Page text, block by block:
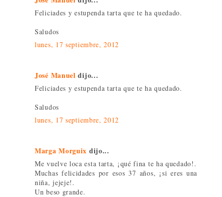
Feliciades y estupenda tarta que te ha quedado.
Saludos
lunes, 17 septiembre, 2012
José Manuel dijo...
Feliciades y estupenda tarta que te ha quedado.
Saludos
lunes, 17 septiembre, 2012
Marga Morguix dijo...
Me vuelve loca esta tarta, ¡qué fina te ha quedado!.
Muchas felicidades por esos 37 años, ¡si eres una
niña, jejeje!.
Un beso grande.